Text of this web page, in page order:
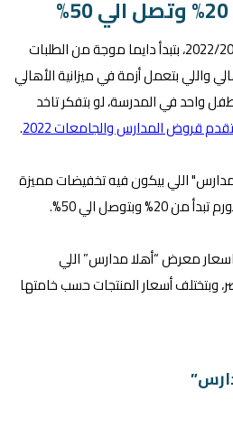
مع بداية موسم المدارس 2022/2023، بتبدأ دايما موجة من الطلبات
واللي بتعمل أزمة في ميزانية الأهالي
واحد في المدرسة، لو بتفكر تاخد
قروض المدارس والجامعات 2022
.
اللي بيكون فيه تخفيضات مميزة
وبتوصل الي 50%.
معرض “أهلا مدارس” اللي
أسعار المنتجات حسب خامتها